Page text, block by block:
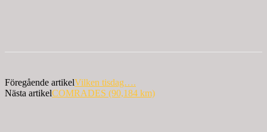
Föregående artikelVilken tisdag….
Nästa artikelCOMRADES (90,184 km)